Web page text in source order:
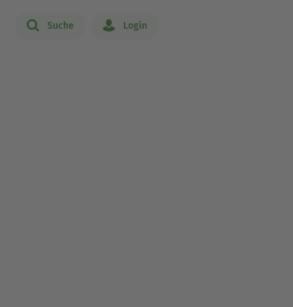
Suche Login